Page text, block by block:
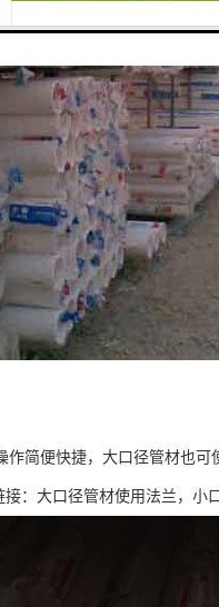
作简便快捷，大口径管材也
：大口径管材使用法兰，小